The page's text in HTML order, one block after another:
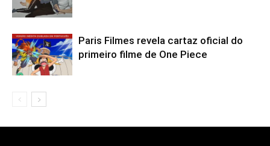
Paris Filmes revela cartaz oficial do
primeiro filme de One Piece